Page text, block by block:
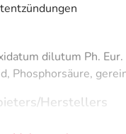
dilutum Ph. Eur.
Phosphorsäure,
Herstellers
& Co. KG